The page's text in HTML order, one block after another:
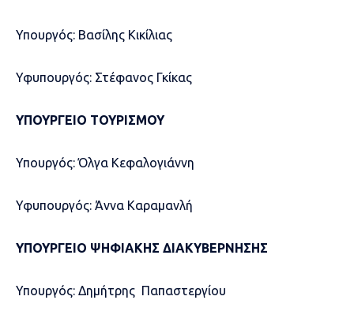
Υπουργός: Βασίλης Κικίλιας
Υφυπουργός: Στέφανος Γκίκας
ΥΠΟΥΡΓΕΙΟ ΤΟΥΡΙΣΜΟΥ
Υπουργός: Όλγα Κεφαλογιάννη
Υφυπουργός: Άννα Καραμανλή
ΥΠΟΥΡΓΕΙΟ ΨΗΦΙΑΚΗΣ ΔΙΑΚΥΒΕΡΝΗΣΗΣ
Υπουργός: Δημήτρης Παπαστεργίου